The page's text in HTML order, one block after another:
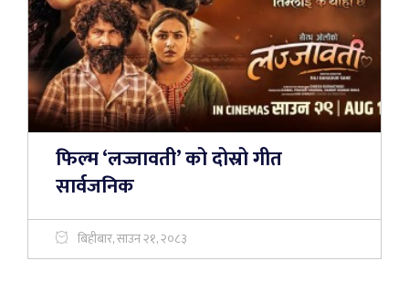
फिल्म ‘लज्जावती’ को दोस्रो गीत
सार्वजनिक
बिहीबार, साउन २१, २०८३